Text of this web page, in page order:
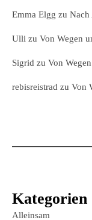
Emma Elgg zu Nach
Ulli zu Von Wegen
Sigrid zu Von
rebisreistrad zu Von
Kategorien
Alleinsam